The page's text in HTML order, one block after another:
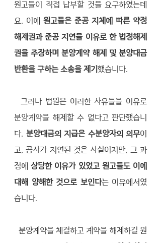
원고들이 직접 납부할 것을 요구하였는데
요. 이에 원고들은 준공 지체에 따른 약정
해제권과 준공 지연을 이유로 한 법정해제
권을 주장하며 분양계약 해제 및 분양대금
반환을 구하는 소송을 제기 했습니다.
분양계약을 해제할 수 없다고 판단했습니
다. 분양대금의 지급은 수분양자의 의무이
고, 공사가 지연된 것은 사실이지만, 그 과
정에 상당한 이유가 있었고 원고들도 이에
대해 양해한 것으로 보인다는 이유에서였
습니다.